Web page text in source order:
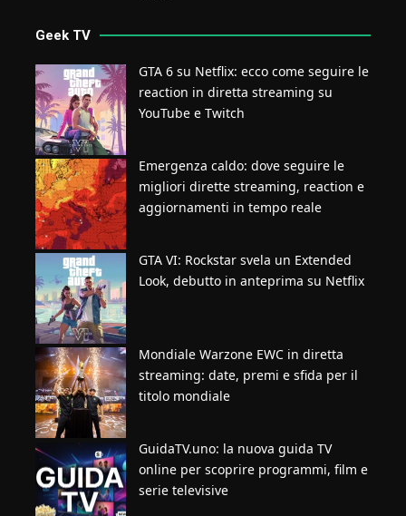
Geek TV
GTA 6 su Netflix: ecco come seguire le
reaction in diretta streaming su
YouTube e Twitch
Emergenza caldo: dove seguire le
migliori dirette streaming, reaction e
aggiornamenti in tempo reale
GTA VI: Rockstar svela un Extended
Look, debutto in anteprima su Netflix
Mondiale Warzone EWC in diretta
streaming: date, premi e sfida per il
titolo mondiale
GuidaTV.uno: la nuova guida TV
online per scoprire programmi, film e
serie televisive